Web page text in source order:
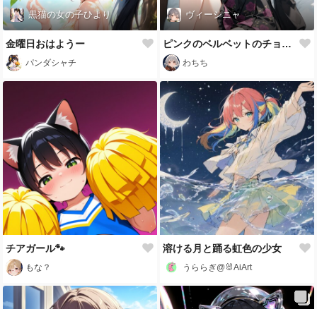
黒猫の女の子ひより
金曜日おはようー
パンダシャチ
ヴィーシニャ
ピンクのベルベットのチョーカーと花柄スカート
わちち
チアガール🐾
もな？
溶ける月と踊る虹色の少女
うららぎ@🐰AiArt